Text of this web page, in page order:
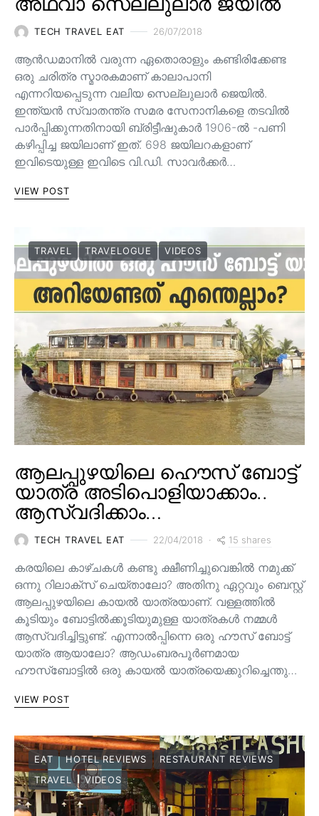
TECH TRAVEL EAT 26/07/2018
ആൻഡമാനില്‍ വരുന്ന ഏതൊരാളും കണ്ടിരിക്കേണ്ട
ഒരു ചരിത്ര സ്മാരകമാണ് കാലാപാനി
എന്നറിയപ്പെടുന്ന വലിയ സെല്ലുലാര്‍ ജെയില്‍.
ഇന്ത്യൻ സ്വാതന്ത്ര സമര സേനാനികളെ തടവിൽ
പാർപ്പിക്കുന്നതിനായി ബ്രിട്ടീഷുകാർ 1906-ൽ -പണി
കഴിപ്പിച്ച ജയിലാണ് ഇത്. 698 ജയിലറകളാണ്
ഇവിടെയുള്ള ഇവിടെ വി.ഡി. സാവർക്കർ…
VIEW POST
TRAVEL TRAVELOGUE VIDEOS
ആലപ്പുഴയിലെ ഹൌസ് ബോട്ട്
യാത്ര അടിപൊളിയാക്കാം..
ആസ്വദിക്കാം…
TECH TRAVEL EAT 22/04/2018 15 shares
കരയിലെ കാഴ്ചകള്‍ കണ്ടു ക്ഷീണിച്ചുവെങ്കില്‍ നമുക്ക്
ഒന്നു റിലാക്സ് ചെയ്താലോ? അതിനു ഏറ്റവും ബെസ്റ്റ്
ആലപ്പുഴയിലെ കായല്‍ യാത്രയാണ്. വള്ളത്തില്‍
കൂടിയും ബോട്ടില്‍ക്കൂടിയുമുള്ള യാത്രകള്‍ നമ്മള്‍
ആസ്വദിച്ചിട്ടുണ്ട്. എന്നാല്‍പ്പിന്നെ ഒരു ഹൗസ് ബോട്ട്
യാത്ര ആയാലോ? ആഡംബരപൂര്‍ണമായ
ഹൗസ്‌ബോട്ടില്‍ ഒരു കായല്‍ യാത്രയെക്കുറിച്ചെന്തു…
VIEW POST
EAT HOTEL REVIEWS
RESTAURANT REVIEWS
TRAVEL
VIDEOS